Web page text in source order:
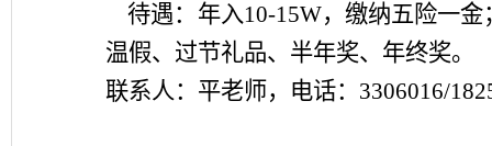
待遇：年入10-15W，缴纳五险一金
温假、过节礼品、半年奖、年终奖。
联系人：平老师，电话： 3306016/